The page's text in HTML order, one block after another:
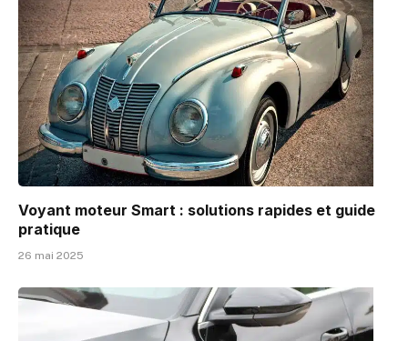
Voyant moteur Smart : solutions rapides et guide
pratique
26 mai 2025